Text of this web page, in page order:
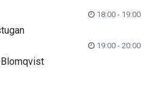
18:00 - 19:00
19:00 - 20:00